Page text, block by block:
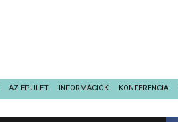
AZ ÉPÜLET INFORMÁCIÓK KONFERENCIA